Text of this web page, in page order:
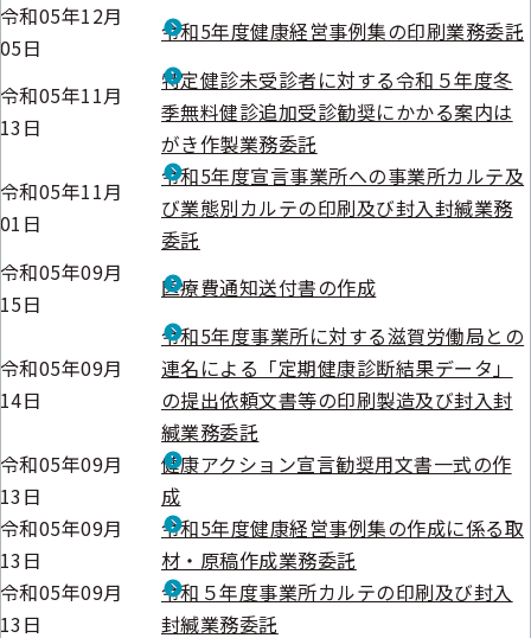
令和05年12月
05日
令和5年度健康経営事例集の印刷業務委託
令和05年11月
13日
特定健診未受診者に対する令和５年度冬
季無料健診追加受診勧奨にかかる案内は
がき作製業務委託
令和05年11月
01日
令和5年度宣言事業所への事業所カルテ及
び業態別カルテの印刷及び封入封緘業務
委託
令和05年09月
15日
医療費通知送付書の作成
令和05年09月
14日
令和5年度事業所に対する滋賀労働局との
連名による「定期健康診断結果データ」
の提出依頼文書等の印刷製造及び封入封
緘業務委託
令和05年09月
13日
健康アクション宣言勧奨用文書一式の作
成
令和05年09月
13日
令和5年度健康経営事例集の作成に係る取
材・原稿作成業務委託
令和05年09月
13日
令和５年度事業所カルテの印刷及び封入
封緘業務委託